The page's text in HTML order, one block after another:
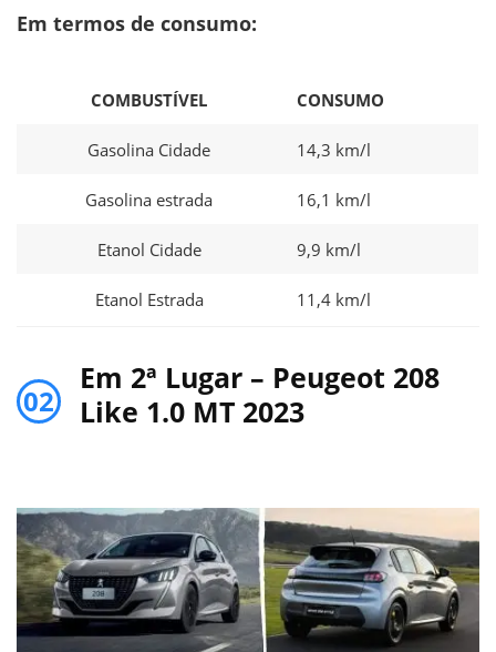
Em termos de consumo:
COMBUSTÍVEL CONSUMO
Gasolina Cidade 14,3 km/l
Gasolina estrada 16,1 km/l
Etanol Cidade 9,9 km/l
Etanol Estrada 11,4 km/l
02
Em 2ª Lugar – Peugeot 208
Like 1.0 MT 2023